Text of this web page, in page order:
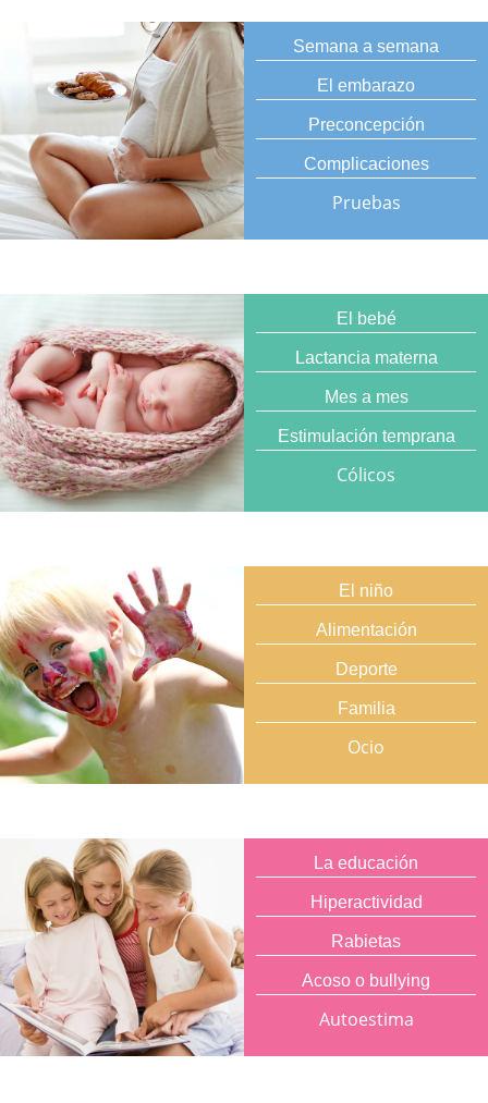
Semana a semana
El embarazo
Preconcepción
Complicaciones
Pruebas
El bebé
Lactancia materna
Mes a mes
Estimulación temprana
Cólicos
El niño
Alimentación
Deporte
Familia
Ocio
La educación
Hiperactividad
Rabietas
Acoso o bullying
Autoestima